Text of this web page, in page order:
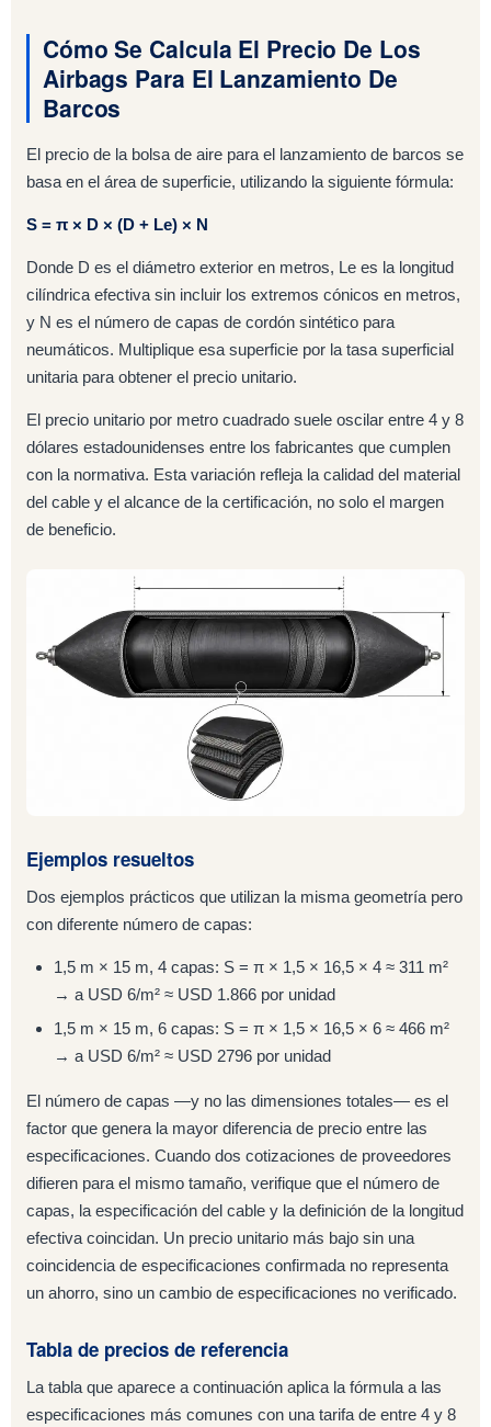
Cómo Se Calcula El Precio De Los
Airbags Para El Lanzamiento De
Barcos
El precio de la bolsa de aire para el lanzamiento de barcos se
basa en el área de superficie, utilizando la siguiente fórmula:
S = π × D × (D + Le) × N
Donde D es el diámetro exterior en metros, Le es la longitud
cilíndrica efectiva sin incluir los extremos cónicos en metros,
y N es el número de capas de cordón sintético para
neumáticos. Multiplique esa superficie por la tasa superficial
unitaria para obtener el precio unitario.
El precio unitario por metro cuadrado suele oscilar entre 4 y 8
dólares estadounidenses entre los fabricantes que cumplen
con la normativa. Esta variación refleja la calidad del material
del cable y el alcance de la certificación, no solo el margen
de beneficio.
Ejemplos resueltos
Dos ejemplos prácticos que utilizan la misma geometría pero
con diferente número de capas:
1,5 m × 15 m, 4 capas: S = π × 1,5 × 16,5 × 4 ≈ 311 m²
→ a USD 6/m² ≈ USD 1.866 por unidad
1,5 m × 15 m, 6 capas: S = π × 1,5 × 16,5 × 6 ≈ 466 m²
→ a USD 6/m² ≈ USD 2796 por unidad
El número de capas —y no las dimensiones totales— es el
factor que genera la mayor diferencia de precio entre las
especificaciones. Cuando dos cotizaciones de proveedores
difieren para el mismo tamaño, verifique que el número de
capas, la especificación del cable y la definición de la longitud
efectiva coincidan. Un precio unitario más bajo sin una
coincidencia de especificaciones confirmada no representa
un ahorro, sino un cambio de especificaciones no verificado.
Tabla de precios de referencia
La tabla que aparece a continuación aplica la fórmula a las
especificaciones más comunes con una tarifa de entre 4 y 8